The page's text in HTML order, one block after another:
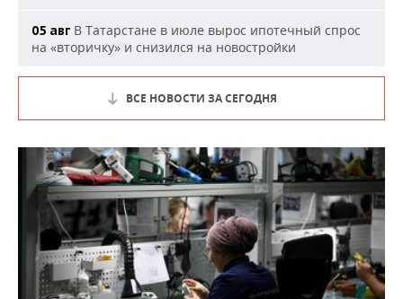
05 авг В Татарстане в июле вырос ипотечный спрос
на «вторичку» и снизился на новостройки
ВСЕ НОВОСТИ ЗА СЕГОДНЯ